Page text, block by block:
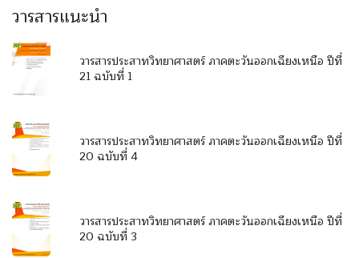
วารสารแนะนำ
วารสารประสาทวิทยาศาสตร์ ภาคตะวันออกเฉียงเหนือ ปีที่
21 ฉบับที่ 1
วารสารประสาทวิทยาศาสตร์ ภาคตะวันออกเฉียงเหนือ ปีที่
20 ฉบับที่ 4
วารสารประสาทวิทยาศาสตร์ ภาคตะวันออกเฉียงเหนือ ปีที่
20 ฉบับที่ 3